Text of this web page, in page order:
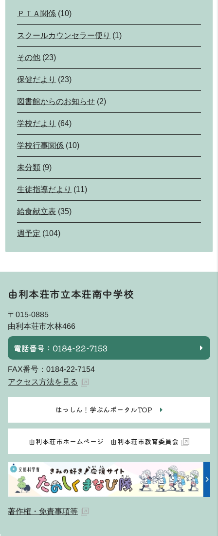
ＰＴＡ関係 (10)
スクールカウンセラー便り (1)
その他 (23)
保健だより (23)
図書館からのお知らせ (2)
学校だより (64)
学校行事関係 (10)
未分類 (9)
生徒指導だより (11)
給食献立表 (35)
週予定 (104)
由利本荘市立本荘南中学校
〒015-0885
由利本荘市水林466
電話番号：0184-22-7153
FAX番号：0184-22-7154
アクセス方法を見る
はっしん！学ぶんポータルTOP
由利本荘市ホームページ 由利本荘市教育委員会
著作権・免責事項等